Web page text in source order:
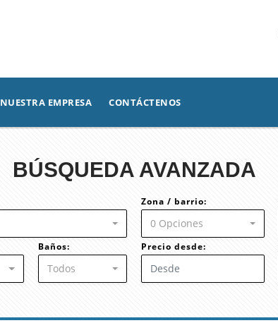
NUESTRA EMPRESA CONTÁCTENOS
BÚSQUEDA AVANZADA
Zona / barrio:
0 Opciones
Baños:
Todos
Precio desde: